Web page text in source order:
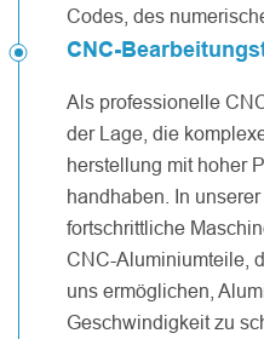
Codes, des
CNC-
Als professionelle
der Lage, die
herstellung mit hoher
handhaben. In
fortschrittliche
CNC-Aluminiumteile,
uns ermöglichen,
Geschwindigkeit zu